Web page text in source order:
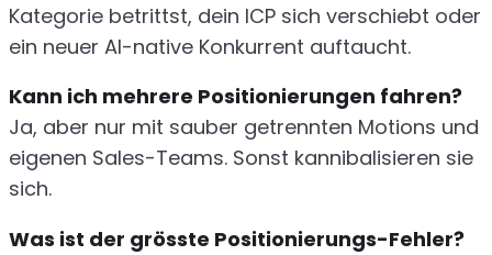
Kategorie betrittst, dein ICP sich verschiebt oder
ein neuer AI-native Konkurrent auftaucht.
Kann ich mehrere Positionierungen fahren?
Ja, aber nur mit sauber getrennten Motions und
eigenen Sales-Teams. Sonst kannibalisieren sie
sich.
Was ist der grösste Positionierungs-Fehler?